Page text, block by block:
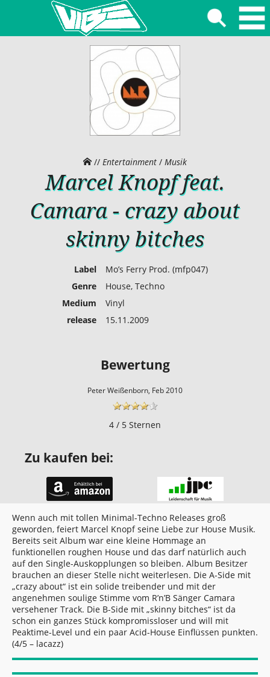
// Entertainment / Musik
Marcel Knopf feat.
Camara - crazy about
skinny bitches
Label
Mo’s Ferry Prod. (mfp047)
Genre
House, Techno
Medium
Vinyl
release
15.11.2009
Bewertung
Peter Weißenborn, Feb 2010
4 / 5 Sternen
Zu kaufen bei:
Wenn auch mit tollen Minimal-Techno Releases groß
geworden, feiert Marcel Knopf seine Liebe zur House Musik.
Bereits seit Album war eine kleine Hommage an
funktionellen roughen House und das darf natürlich auch
auf den Single-Auskopplungen so bleiben. Album Besitzer
brauchen an dieser Stelle nicht weiterlesen. Die A-Side mit
„crazy about“ ist ein solide treibender und mit der
angenehmen soulige Stimme vom R’n’B Sänger Camara
versehener Track. Die B-Side mit „skinny bitches“ ist da
schon ein ganzes Stück kompromissloser und will mit
Peaktime-Level und ein paar Acid-House Einflüssen punkten.
(4/5 – lacazz)